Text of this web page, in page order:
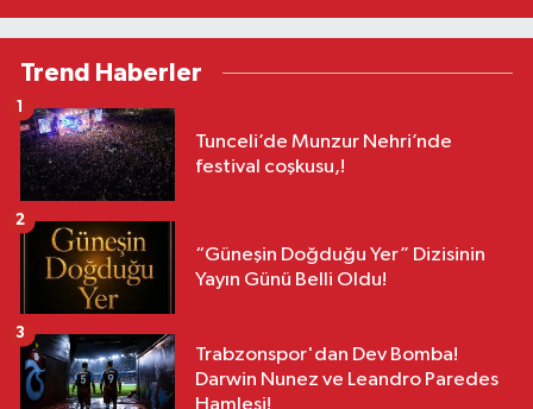
Trend Haberler
Tunceli’de Munzur Nehri’nde
festival coşkusu,!
1
“Güneşin Doğduğu Yer” Dizisinin
Yayın Günü Belli Oldu!
2
Trabzonspor'dan Dev Bomba!
Darwin Nunez ve Leandro Paredes
3